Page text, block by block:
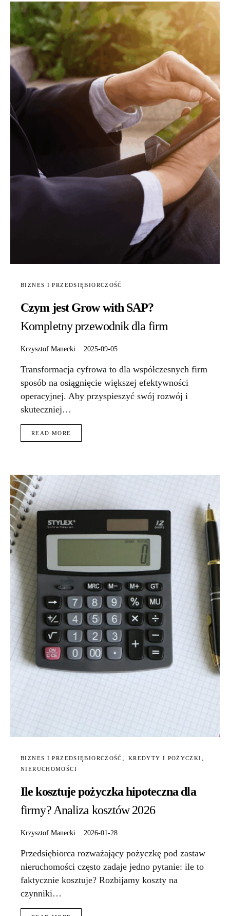
BIZNES I PRZEDSIĘBIORCZOŚĆ
Czym jest Grow with SAP?
Kompletny przewodnik dla firm
Krzysztof Manecki 2025-09-05
Transformacja cyfrowa to dla współczesnych firm
sposób na osiągnięcie większej efektywności
operacyjnej. Aby przyspieszyć swój rozwój i
skuteczniej…
READ MORE
BIZNES I PRZEDSIĘBIORCZOŚĆ
KREDYTY I POŻYCZKI
NIERUCHOMOŚCI
Ile kosztuje pożyczka hipoteczna dla
firmy? Analiza kosztów 2026
Krzysztof Manecki 2026-01-28
Przedsiębiorca rozważający pożyczkę pod zastaw
nieruchomości często zadaje jedno pytanie: ile to
faktycznie kosztuje? Rozbijamy koszty na
czynniki…